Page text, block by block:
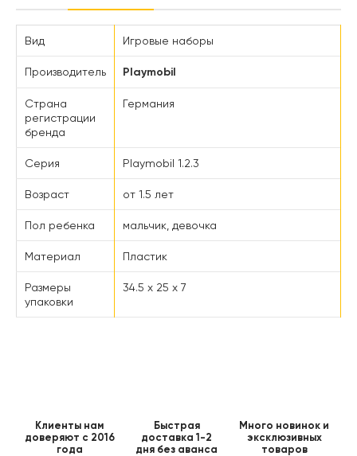
Вид Игровые наборы
Производитель Playmobil
Страна
регистрации
бренда
Германия
Серия Playmobil 1.2.3
Возраст от 1.5 лет
Пол ребенка мальчик, девочка
Материал Пластик
Размеры
упаковки
34.5 x 25 x 7
Клиенты нам
доверяют с 2016
года
Быстрая
доставка 1-2
дня без аванса
Много новинок и
эксклюзивных
товаров